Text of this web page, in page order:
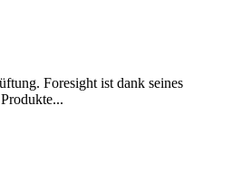
Foresight ist dank seines